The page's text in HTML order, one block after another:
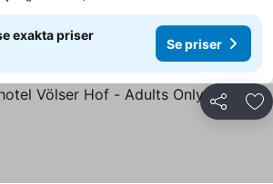
exakta priser
Se priser
Dela